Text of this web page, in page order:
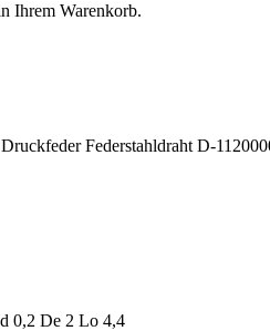
Ihrem Warenkorb.
Druckfeder Federstahldraht D-
0,2 De 2 Lo 4,4